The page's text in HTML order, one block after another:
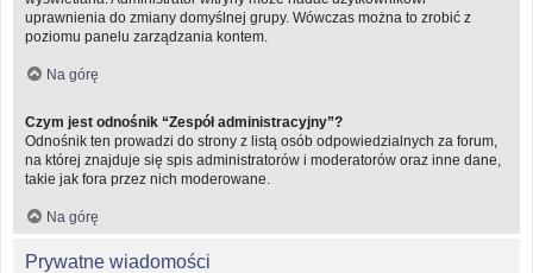
uprawnienia do zmiany domyślnej grupy. Wówczas można to zrobić z
poziomu panelu zarządzania kontem.
Na górę
Czym jest odnośnik “Zespół administracyjny”?
Odnośnik ten prowadzi do strony z listą osób odpowiedzialnych za forum,
na której znajduje się spis administratorów i moderatorów oraz inne dane,
takie jak fora przez nich moderowane.
Na górę
Prywatne wiadomości